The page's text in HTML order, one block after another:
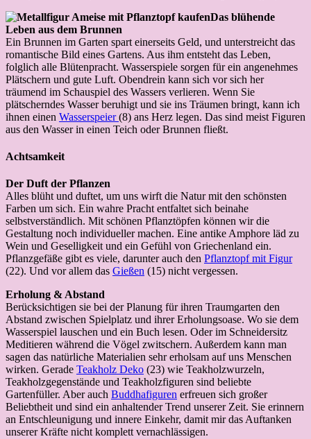
Das blühende
Leben aus dem Brunnen
Ein Brunnen im Garten spart einerseits Geld, und unterstreicht das
romantische Bild eines Gartens. Aus ihm entsteht das Leben,
folglich alle Blütenpracht. Wasserspiele sorgen für ein angenehmes
Plätschern und gute Luft. Obendrein kann sich vor sich her
träumend im Schauspiel des Wassers verlieren. Wenn Sie
plätscherndes Wasser beruhigt und sie ins Träumen bringt, kann ich
ihnen einen Wasserspeier(8) ans Herz legen. Das sind meist Figuren
aus den Wasser in einen Teich oder Brunnen fließt.
Achtsamkeit
Der Duft der Pflanzen
Alles blüht und duftet, um uns wirft die Natur mit den schönsten
Farben um sich. Ein wahre Pracht entfaltet sich beinahe
selbstverständlich. Mit schönen Pflanztöpfen können wir die
Gestaltung noch individueller machen. Eine antike Amphore läd zu
Wein und Geselligkeit und ein Gefühl von Griechenland ein.
Pflanzgefäße gibt es viele, darunter auch den Pflanztopf mit Figur
(22). Und vor allem das Gießen (15) nicht vergessen.
Erholung & Abstand
Berücksichtigen sie bei der Planung für ihren Traumgarten den
Abstand zwischen Spielplatz und ihrer Erholungsoase. Wo sie dem
Wasserspiel lauschen und ein Buch lesen. Oder im Schneidersitz
Meditieren während die Vögel zwitschern. Außerdem kann man
sagen das natürliche Materialien sehr erholsam auf uns Menschen
wirken. Gerade Teakholz Deko (23) wie Teakholzwurzeln,
Teakholzgegenstände und Teakholzfiguren sind beliebte
Gartenfüller. Aber auch Buddhafiguren erfreuen sich großer
Beliebtheit und sind ein anhaltender Trend unserer Zeit. Sie erinnern
an Entschleunigung und innere Einkehr, damit mir das Auftanken
unserer Kräfte nicht komplett vernachlässigen.